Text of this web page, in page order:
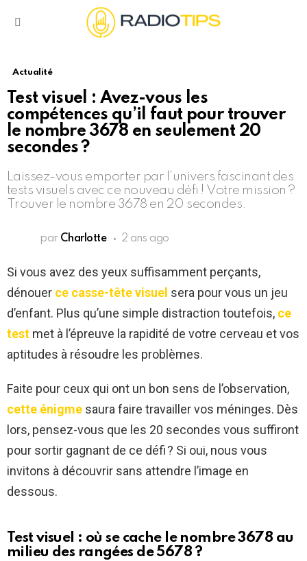
Actualité
Test visuel : Avez-vous les
compétences qu’il faut pour trouver
le nombre 3678 en seulement 20
secondes ?
Laissez-vous emporter par l’univers fascinant des
tests visuels avec ce nouveau défi ! Votre mission ?
Trouver le nombre 3678 en 20 secondes.
par Charlotte 2 ans ago
Si vous avez des yeux suffisamment perçants,
dénouer ce casse-tête visuel sera pour vous un jeu
d’enfant. Plus qu’une simple distraction toutefois, ce
test met à l’épreuve la rapidité de votre cerveau et vos
aptitudes à résoudre les problèmes.
Faite pour ceux qui ont un bon sens de l’observation,
cette énigme saura faire travailler vos méninges. Dès
lors, pensez-vous que les 20 secondes vous suffiront
pour sortir gagnant de ce défi ? Si oui, nous vous
invitons à découvrir sans attendre l’image en
dessous.
Test visuel : où se cache le nombre 3678 au
milieu des rangées de 5678 ?